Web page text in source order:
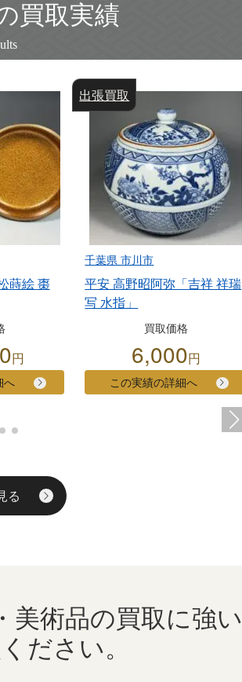
買取実績
蒔絵 棗
円
へ
千葉県 市川市
平安 高野昭阿弥「吉祥 祥瑞
写 水指」
買取価格
6,000円
この実績の詳細へ
出張買取
る
美術品の買取に強い
ださい。